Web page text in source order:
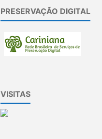
PRESERVAÇÃO DIGITAL
VISITAS